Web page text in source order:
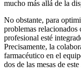
mucho más allá de la
No obstante, para
problemas relacionados
profesional esté
Precisamente, la
farmacéutico en el
dos de las mesas de